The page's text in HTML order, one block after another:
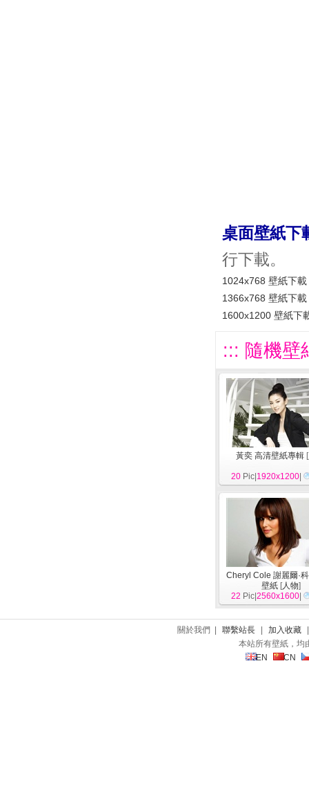
桌面壁紙下
行下載。
1024x768 壁紙下載
1366x768 壁紙下載
1600x1200 壁紙下
::: 隨機壁
黃奕 高清壁紙專輯 [
20 Pic| 1920x1200
Cheryl Cole 謝麗爾·
壁紙 [人物]
22 Pic|2560x1600
關於我們 | 聯繫站長 加入收藏
本站所有壁紙，均
EN
CN